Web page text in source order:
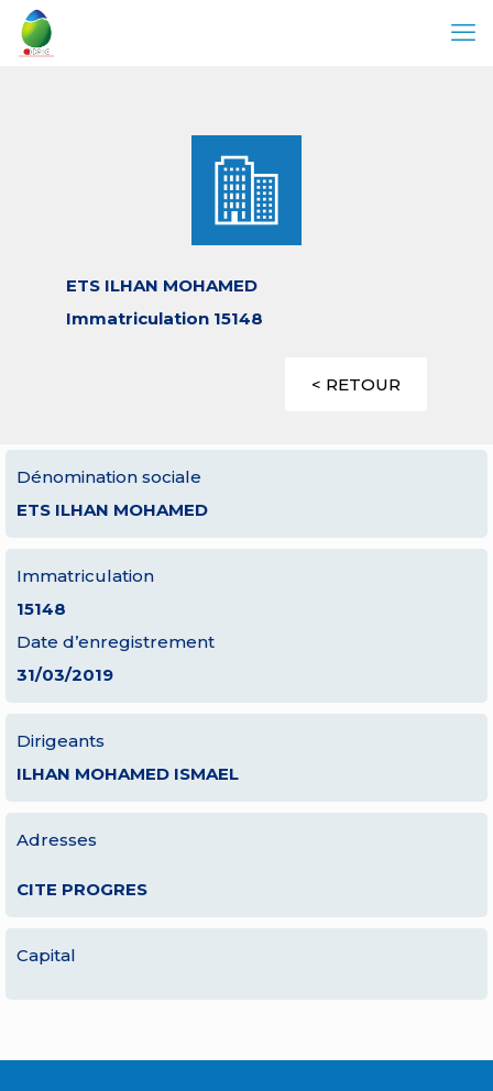
ETS ILHAN MOHAMED
Immatriculation 15148
< RETOUR
Dénomination sociale
ETS ILHAN MOHAMED
Immatriculation
15148
Date d’enregistrement
31/03/2019
Dirigeants
ILHAN MOHAMED ISMAEL
Adresses
CITE PROGRES
Capital